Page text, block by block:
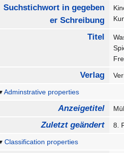
Suchstichwort in gegeben
er Schreibung
Titel
Verlag
Adminstrative properties
Anzeigetitel
Zuletzt geändert 8.
Classification properties